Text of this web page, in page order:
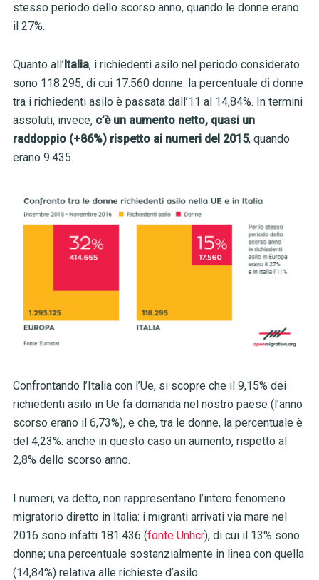
stesso periodo dello scorso anno, quando le donne erano
il 27%.
Quanto all’Italia, i richiedenti asilo nel periodo considerato
sono 118.295, di cui 17.560 donne: la percentuale di donne
tra i richiedenti asilo è passata dall’11 al 14,84%. In termini
assoluti, invece, c’è un aumento netto, quasi un
raddoppio (+86%) rispetto ai numeri del 2015, quando
erano 9.435.
Confrontando l’Italia con l’Ue, si scopre che il 9,15% dei
richiedenti asilo in Ue fa domanda nel nostro paese (l’anno
scorso erano il 6,73%), e che, tra le donne, la percentuale è
del 4,23%: anche in questo caso un aumento, rispetto al
2,8% dello scorso anno.
I numeri, va detto, non rappresentano l’intero fenomeno
migratorio diretto in Italia: i migranti arrivati via mare nel
2016 sono infatti 181.436 (fonte Unhcr), di cui il 13% sono
donne; una percentuale sostanzialmente in linea con quella
(14,84%) relativa alle richieste d’asilo.